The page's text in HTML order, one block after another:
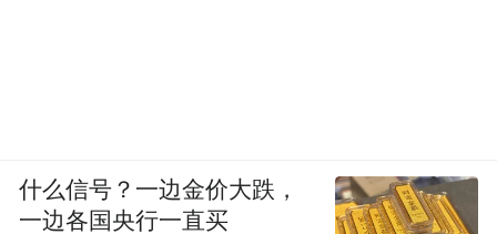
什么信号？一边金价大跌，
一边各国央行一直买